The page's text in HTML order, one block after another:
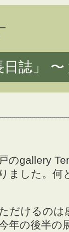
誌」
のgallery
ました。何
だけるのは
年の後半の